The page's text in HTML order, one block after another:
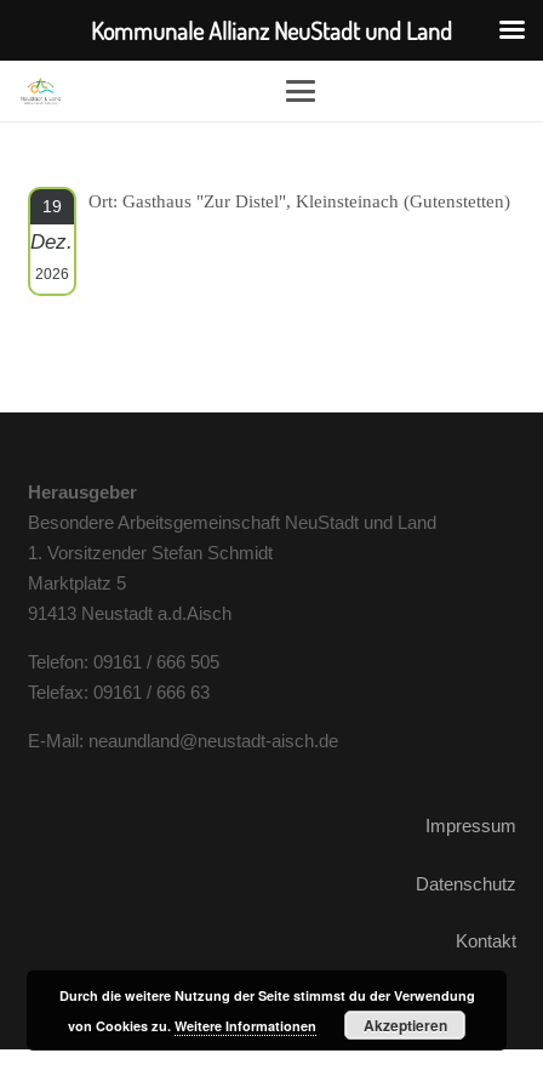
19
Dez.
2026
Ort: Gasthaus "Zur Distel", Kleinsteinach (Gutenstetten)
Herausgeber
Besondere Arbeitsgemeinschaft NeuStadt und Land
1. Vorsitzender Stefan Schmidt
Marktplatz 5
91413 Neustadt a.d.Aisch
Telefon: 09161 / 666 505
Telefax: 09161 / 666 63
E-Mail: neaundland@neustadt-aisch.de
Impressum
Datenschutz
Kontakt
Kommunale Allianz NeuStadt und Land
Durch die weitere Nutzung der Seite stimmst du der Verwendung
von Cookies zu.Weitere Informationen Akzeptieren